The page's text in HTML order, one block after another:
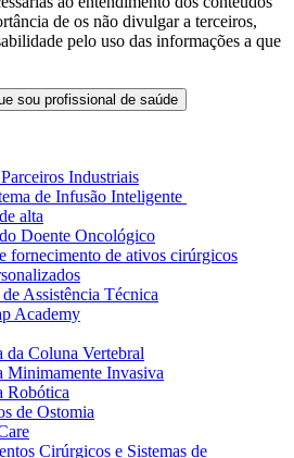
procura. Visite o catálogo de produtos
portfólio completo.
cuidados médicos quando recebe alta
informações, visite a nossa página de
a inovação na tecnologia médica.
centro de inovação e apresente a sua
de os não divulgar a terceiros,
pelo uso das informações a que
sou profissional de saúde
Industriais
de Infusão Inteligente
alta
Doente Oncológico
fornecimento de ativos cirúrgicos
Assistência Técnica
Academy
da Coluna Vertebral
Minimamente Invasiva
Robótica
de Ostomia
Cirúrgicos e Sistemas de